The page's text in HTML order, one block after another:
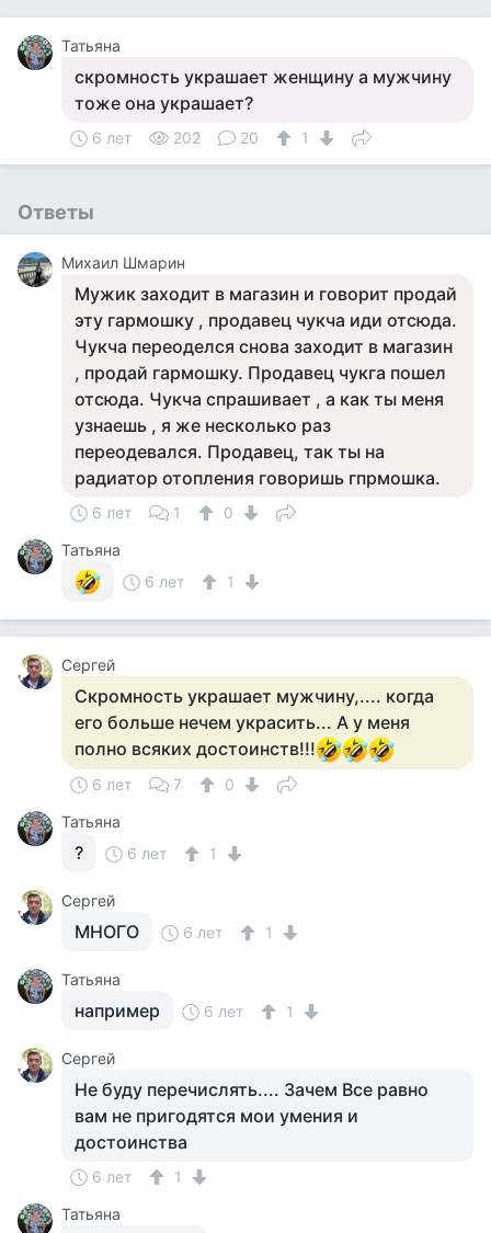
Татьяна
скромность украшает женщину а мужчину
тоже она украшает?
6 лет 202 20 1
Ответы
Михаил Шмарин
Мужик заходит в магазин и говорит продай
эту гармошку , продавец чукча иди отсюда.
Чукча переоделся снова заходит в магазин
, продай гармошку. Продавец чукга пошел
отсюда. Чукча спрашивает , а как ты меня
узнаешь , я же несколько раз
переодевался. Продавец, так ты на
радиатор отопления говоришь гпрмошка.
6 лет 1
0
Татьяна
6 лет
1
Сергей
Скромность украшает мужчину,.... когда
его больше нечем украсить... А у меня
полно всяких достоинств!!!
6 лет 7
0
Татьяна
? 6 лет 1
Сергей
МНОГО 6 лет 1
Татьяна
например 6 лет 1
Сергей
Не буду перечислять.... Зачем Все равно
вам не пригодятся мои умения и
достоинства
6 лет
1
Татьяна